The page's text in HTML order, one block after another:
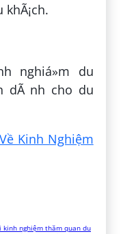
khÃ¡ch.
nghiá»m du
dÃ nh cho du
Kinh Nghiệm